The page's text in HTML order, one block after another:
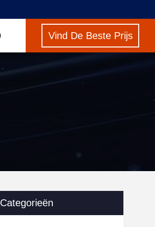
Vind De Beste Prijs
Categorieën